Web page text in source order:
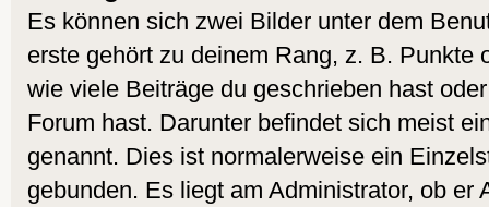
Es können sich zwei Bilder unter dem
erste gehört zu deinem Rang, z. B. Punkte
wie viele Beiträge du geschrieben hast
Forum hast. Darunter befindet sich meist
genannt. Dies ist normalerweise ein
gebunden. Es liegt am Administrator, ob er